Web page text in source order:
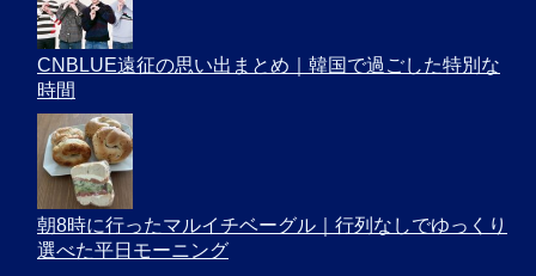
CNBLUE遠征の思い出まとめ｜韓国で過ごした特別な
時間
朝8時に行ったマルイチベーグル｜行列なしでゆっくり
選べた平日モーニング